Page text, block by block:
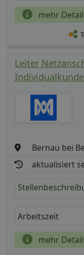
mehr
Leiter
Bernau bei
aktualisiert
Arbeitszeit
mehr